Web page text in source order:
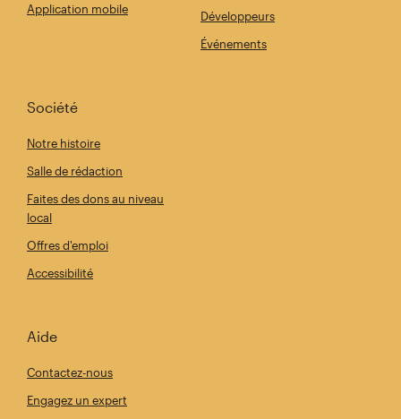
Application mobile
Développeurs
Événements
Société
Notre histoire
Salle de rédaction
Faites des dons au niveau
local
Offres d'emploi
Accessibilité
Aide
Contactez-nous
Engagez un expert